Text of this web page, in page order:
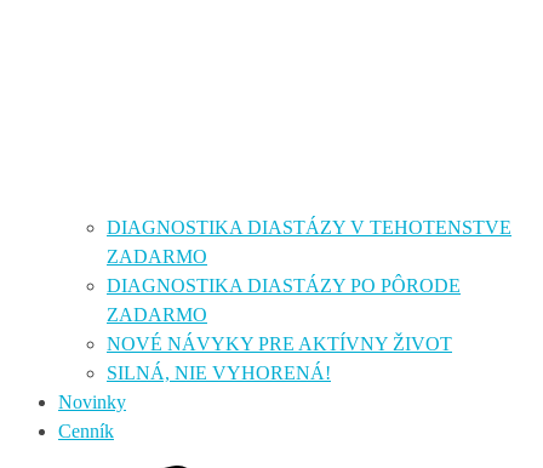
DIAGNOSTIKA DIASTÁZY V TEHOTENSTVE
ZADARMO
DIAGNOSTIKA DIASTÁZY PO PÔRODE
ZADARMO
NOVÉ NÁVYKY PRE AKTÍVNY ŽIVOT
SILNÁ, NIE VYHORENÁ!
Novinky
Cenník